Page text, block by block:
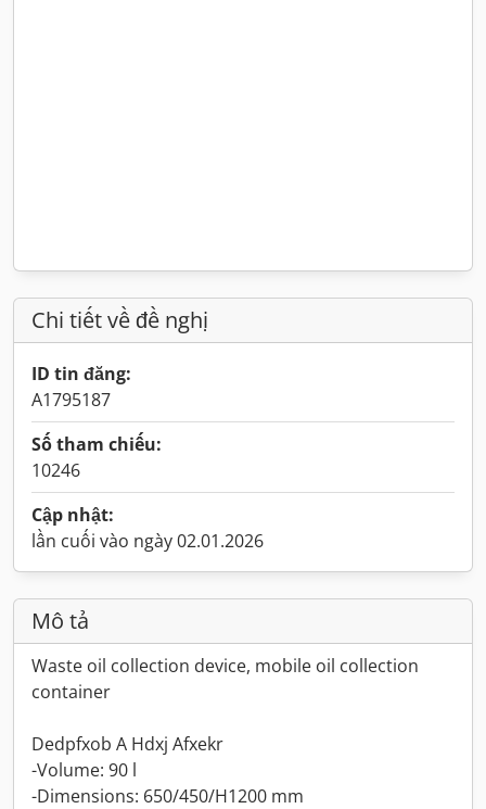
Chi tiết về đề nghị
ID tin đăng:
A1795187
Số tham chiếu:
10246
Cập nhật:
lần cuối vào ngày 02.01.2026
Mô tả
Waste oil collection device, mobile oil collection
container
Dedpfxob A Hdxj Afxekr
-Volume: 90 l
-Dimensions: 650/450/H1200 mm